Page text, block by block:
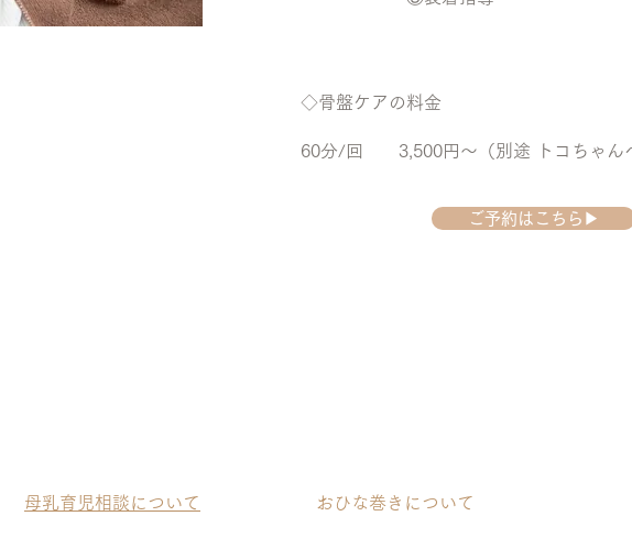
◇骨盤ケアの料金
60分/回 3,500円～（別途 トコちゃん
ご予約はこちら▶
母乳育児相談について おひな巻きについて